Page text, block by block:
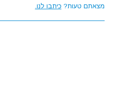
מצאתם טעות? כיתבו לנו.